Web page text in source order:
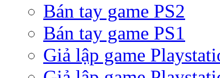
Bán tay game PS2
Bán tay game PS1
Giả lập game